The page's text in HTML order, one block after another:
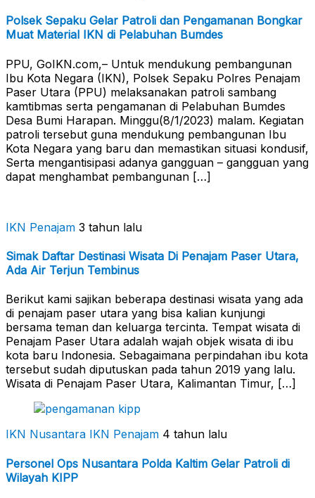
Polsek Sepaku Gelar Patroli dan Pengamanan Bongkar
Muat Material IKN di Pelabuhan Bumdes
PPU, GoIKN.com,– Untuk mendukung pembangunan
Ibu Kota Negara (IKN), Polsek Sepaku Polres Penajam
Paser Utara (PPU) melaksanakan patroli sambang
kamtibmas serta pengamanan di Pelabuhan Bumdes
Desa Bumi Harapan. Minggu(8/1/2023) malam. Kegiatan
patroli tersebut guna mendukung pembangunan Ibu
Kota Negara yang baru dan memastikan situasi kondusif,
Serta mengantisipasi adanya gangguan – gangguan yang
dapat menghambat pembangunan […]
IKN Penajam 3 tahun lalu
Simak Daftar Destinasi Wisata Di Penajam Paser Utara,
Ada Air Terjun Tembinus
Berikut kami sajikan beberapa destinasi wisata yang ada
di penajam paser utara yang bisa kalian kunjungi
bersama teman dan keluarga tercinta. Tempat wisata di
Penajam Paser Utara adalah wajah objek wisata di ibu
kota baru Indonesia. Sebagaimana perpindahan ibu kota
tersebut sudah diputuskan pada tahun 2019 yang lalu.
Wisata di Penajam Paser Utara, Kalimantan Timur, […]
IKN Nusantara IKN Penajam 4 tahun lalu
Personel Ops Nusantara Polda Kaltim Gelar Patroli di
Wilayah KIPP